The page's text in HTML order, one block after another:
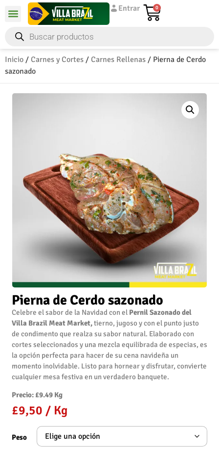
Entrar 0
Inicio / Carnes y Cortes / Carnes Rellenas / Pierna de Cerdo
sazonado
Pierna de Cerdo sazonado
Celebre el sabor de la Navidad con el Pernil Sazonado del
Villa Brazil Meat Market,tierno, jugoso y con el punto justo
de condimento que realza su sabor natural. Elaborado con
cortes seleccionados y una mezcla equilibrada de especias, es
la opción perfecta para hacer de su cena navideña un
momento inolvidable. Listo para hornear y disfrutar, convierte
cualquier mesa festiva en un verdadero banquete.
Precio: £9.49 Kg
£9,50 / Kg
Peso